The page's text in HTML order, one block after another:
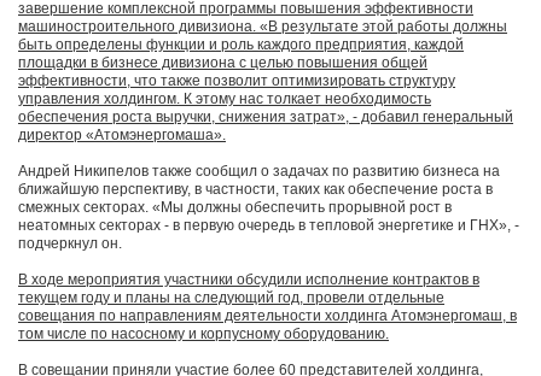
завершение комплексной программы повышения эффективности
машиностроительного дивизиона. «В результате этой работы должны
быть определены функции и роль каждого предприятия, каждой
площадки в бизнесе дивизиона с целью повышения общей
эффективности, что также позволит оптимизировать структуру
управления холдингом. К этому нас толкает необходимость
обеспечения роста выручки, снижения затрат», - добавил генеральный
директор «Атомэнергомаша».
Андрей Никипелов также сообщил о задачах по развитию бизнеса на
ближайшую перспективу, в частности, таких как обеспечение роста в
смежных секторах. «Мы должны обеспечить прорывной рост в
неатомных секторах - в первую очередь в тепловой энергетике и ГНХ», -
подчеркнул он.
В ходе мероприятия участники обсудили исполнение контрактов в
текущем году и планы на следующий год, провели отдельные
совещания по направлениям деятельности холдинга Атомэнергомаш, в
том числе по насосному и корпусному оборудованию.
В совещании приняли участие более 60 представителей холдинга,